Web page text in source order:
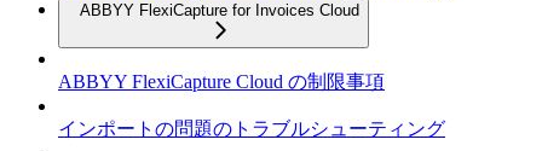
ABBYY FlexiCapture for Invoices Cloud
ABBYY FlexiCapture Cloud の制限事項
インポートの問題のトラブルシューティング